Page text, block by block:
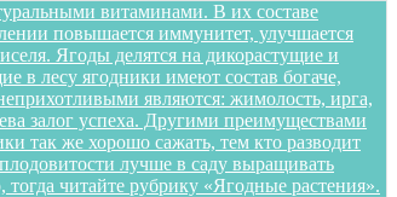
витаминами. В их составе
повышается иммунитет, улучшается
Ягоды делятся на дикорастущие и
в лесу ягодники имеют состав богаче,
являются: жимолость, ирга,
залог успеха. Другими преимуществами
так же хорошо сажать, тем кто разводит
лучше в саду выращивать
читайте рубрику «Ягодные растения».